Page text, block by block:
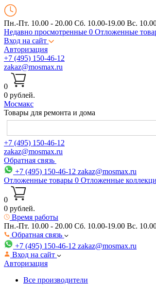
Пн.-Пт. 10.00 - 20.00 Сб. 10.00-19.00 Вс.
Недавно просмотренные 0 Отложенные
Вход на сайт
Авторизация
+7 (495) 150-46-12
zakaz@mosmax.ru
0
0 рублей.
Мосмакс
Товары для ремонта и дома
+7 (495) 150-46-12
zakaz@mosmax.ru
Обратная связь
+7 (495) 150-46-12 zakaz@mosmax.ru
Отложенные товары 0 Отложенные
0
0 рублей.
Время работы
Пн.-Пт. 10.00 - 20.00 Сб. 10.00-19.00 Вс.
Обратная связь
+7 (495) 150-46-12 zakaz@mosmax.ru
Вход на сайт
Авторизация
Все производители